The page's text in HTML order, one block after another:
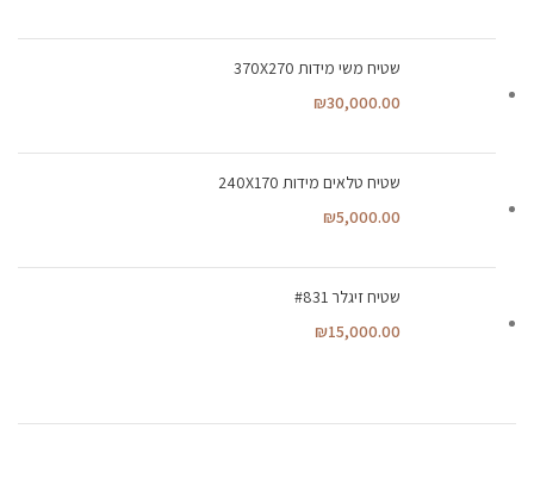
שטיח משי מידות 370X270
₪30,000.00
שטיח טלאים מידות 240X170
₪5,000.00
שטיח זיגלר #831
₪15,000.00